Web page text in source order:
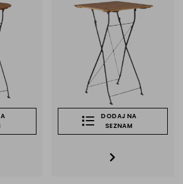
DODAJ NA
SEZNAM